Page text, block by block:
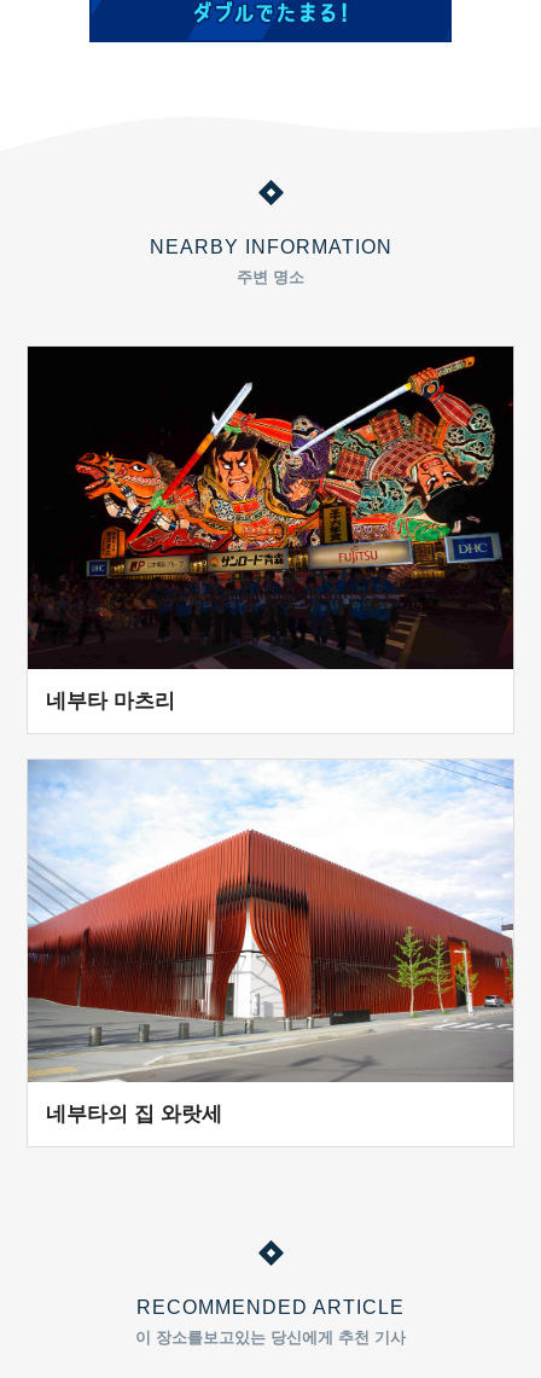
NEARBY INFORMATION
주변 명소
네부타 마츠리
네부타의 집 와랏세
RECOMMENDED ARTICLE
이 장소를보고있는 당신에게 추천 기사